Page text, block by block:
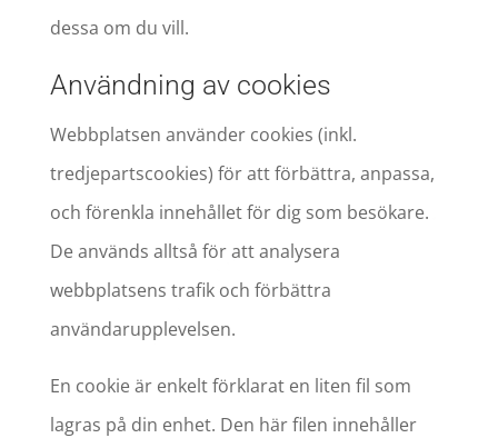
dessa om du vill.
Användning av cookies
Webbplatsen använder cookies (inkl.
tredjepartscookies) för att förbättra, anpassa,
och förenkla innehållet för dig som besökare.
De används alltså för att analysera
webbplatsens trafik och förbättra
användarupplevelsen.
En cookie är enkelt förklarat en liten fil som
lagras på din enhet. Den här filen innehåller